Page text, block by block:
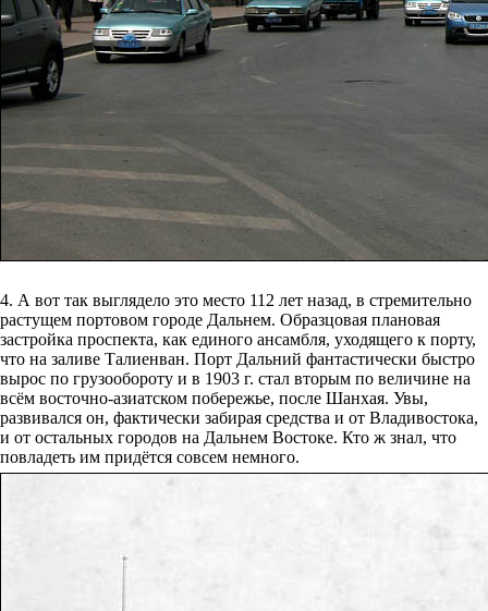
4. А вот так выглядело это место 112 лет назад, в стремительно
растущем портовом городе Дальнем. Образцовая плановая
застройка проспекта, как единого ансамбля, уходящего к порту,
что на заливе Талиенван. Порт Дальний фантастически быстро
вырос по грузообороту и в 1903 г. стал вторым по величине на
всём восточно-азиатском побережье, после Шанхая. Увы,
развивался он, фактически забирая средства и от Владивостока,
и от остальных городов на Дальнем Востоке. Кто ж знал, что
повладеть им придётся совсем немного.